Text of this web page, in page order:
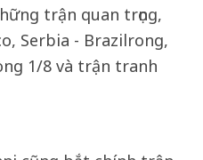
trận quan trọng,
Serbia - Brazilrong,
1/8 và trận tranh